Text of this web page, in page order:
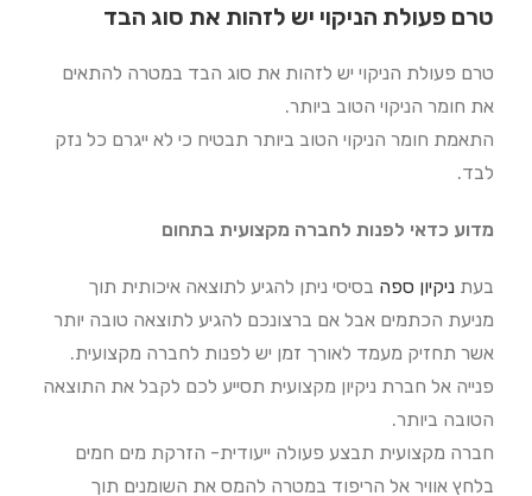
טרם פעולת הניקוי יש לזהות את סוג הבד
טרם פעולת הניקוי יש לזהות את סוג הבד במטרה להתאים
את חומר הניקוי הטוב ביותר.
התאמת חומר הניקוי הטוב ביותר תבטיח כי לא ייגרם כל נזק
לבד.
מדוע כדאי לפנות לחברה מקצועית בתחום
בעתניקיון ספה בסיסי ניתן להגיע לתוצאה איכותית תוך
מניעת הכתמים אבל אם ברצונכם להגיע לתוצאה טובה יותר
אשר תחזיק מעמד לאורך זמן יש לפנות לחברה מקצועית.
פנייה אל חברת ניקיון מקצועית תסייע לכם לקבל את התוצאה
הטובה ביותר.
חברה מקצועית תבצע פעולה ייעודית- הזרקת מים חמים
בלחץ אוויר אל הריפוד במטרה להמס את השומנים תוך